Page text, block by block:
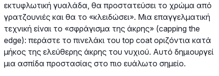
εκτυφλωτική γυαλάδα, θα προστατεύσει το χρώμα από
γρατζουνιές και θα το «κλειδώσει». Μια επαγγελματική
τεχνική είναι το «σφράγισμα της άκρης» (capping the
edge): περάστε το πινελάκι του top coat οριζόντια κατά
μήκος της ελεύθερης άκρης του νυχιού. Αυτό δημιουργεί
μια ασπίδα προστασίας στο πιο ευάλωτο σημείο.